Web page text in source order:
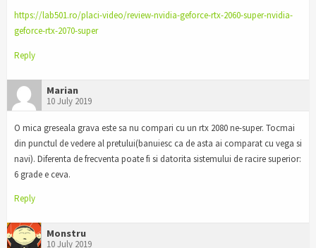
https://lab501.ro/placi-video/review-nvidia-geforce-rtx-2060-super-nvidia-
geforce-rtx-2070-super
Reply
Marian
10 July 2019
O mica greseala grava este sa nu compari cu un rtx 2080 ne-super. Tocmai
din punctul de vedere al pretului(banuiesc ca de asta ai comparat cu vega si
navi). Diferenta de frecventa poate fi si datorita sistemului de racire superior:
6 grade e ceva.
Reply
Monstru
10 July 2019